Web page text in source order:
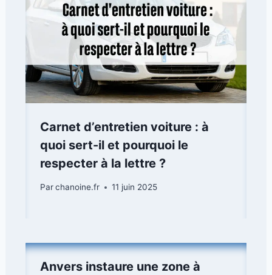
Carnet d’entretien voiture : à
quoi sert-il et pourquoi le
respecter à la lettre ?
Parchanoine.fr 11 juin 2025
Anvers instaure une zone à